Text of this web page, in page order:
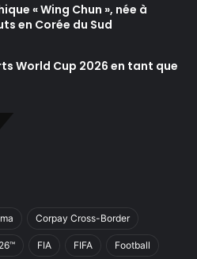
« Wing Chun », née à
en Corée du Sud
World Cup 2026 en tant que
Corpay Cross-Border
FIA FIFA Football